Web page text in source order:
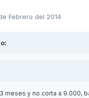
Febrero del 2014
meses y no corta a 9.000,